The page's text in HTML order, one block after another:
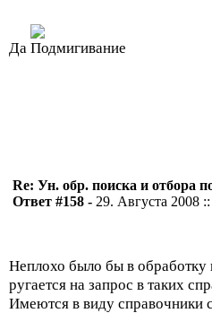
Да
Re: Ун. обр. поиска и отбора
Ответ #158 - 29. Августа 2008
Неплохо было бы в обработку
ругается на запрос в таких
Имеются в виду справочники